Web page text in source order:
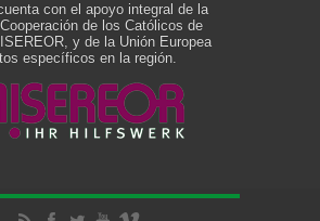
con el apoyo integral de la
de los Católicos de
y de la Unión Europea
específicos en la región.